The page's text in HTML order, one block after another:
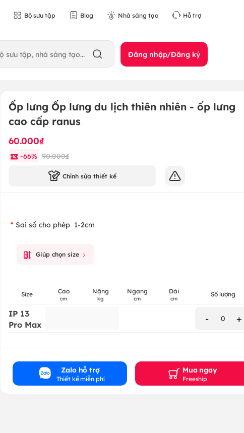
Bộ sưu tập Blog Nhà sáng tạo Hỗ trợ
Đăng nhập/Đăng ký
Ốp lưng Ốp lưng du lịch thiên nhiên - ốp lưng
cao cấp ranus
60.000₫
-66% 90.000₫
Chỉnh sửa thiết kế
Sai số cho phép 1-2cm
Giúp chọn size
Size Cao
cm
Nặng
kg
Ngang
cm
Dài
cm Số lượng
IP 13
Pro Max
- 0 +
Zalo hỗ trợ
Thiết kế miễn phí
Mua ngay
Freeship